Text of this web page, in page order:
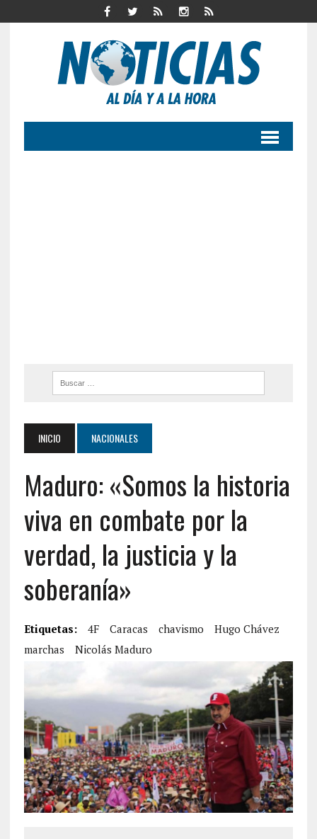
INICIO NACIONALES
Maduro: «Somos la historia
viva en combate por la
verdad, la justicia y la
soberanía»
Etiquetas: 4F Caracas chavismo
Hugo Chávez
marchas
Nicolás Maduro